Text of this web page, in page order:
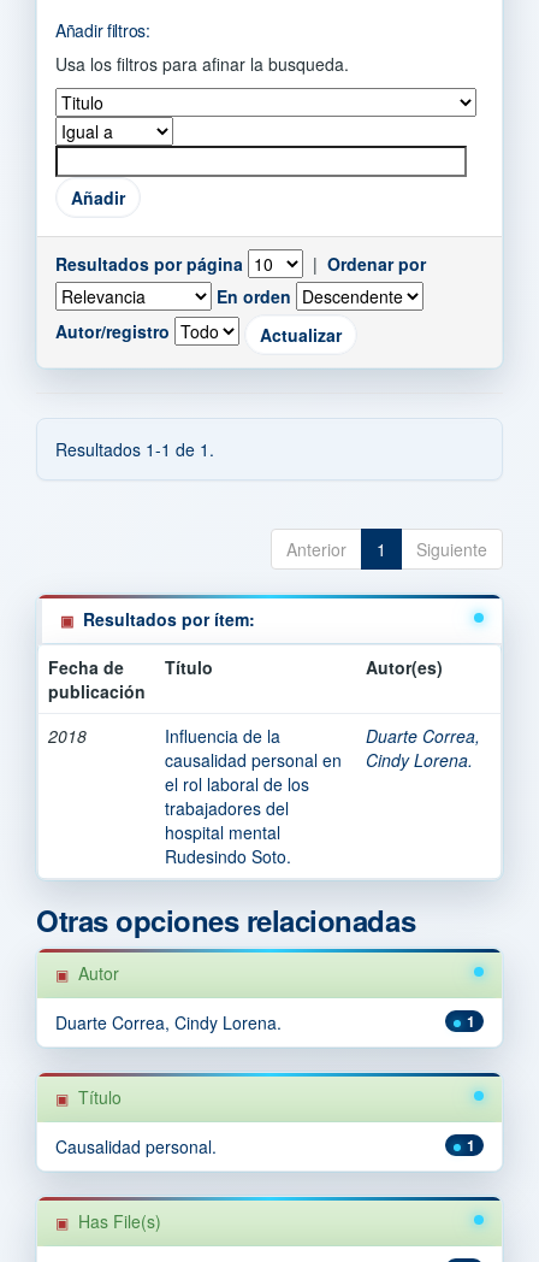
Añadir filtros:
Usa los filtros para afinar la busqueda.
Resultados por página | Ordenar por
En orden
Autor/registro
Resultados 1-1 de 1.
Anterior 1 Siguiente
Resultados por ítem:
Fecha de
publicación
Título Autor(es)
2018
Influencia de la
causalidad personal en
el rol laboral de los
trabajadores del
hospital mental
Rudesindo Soto.
Duarte Correa,
Cindy Lorena.
Otras opciones relacionadas
Autor
1
Duarte Correa, Cindy Lorena.
Título
1
Causalidad personal.
Has File(s)